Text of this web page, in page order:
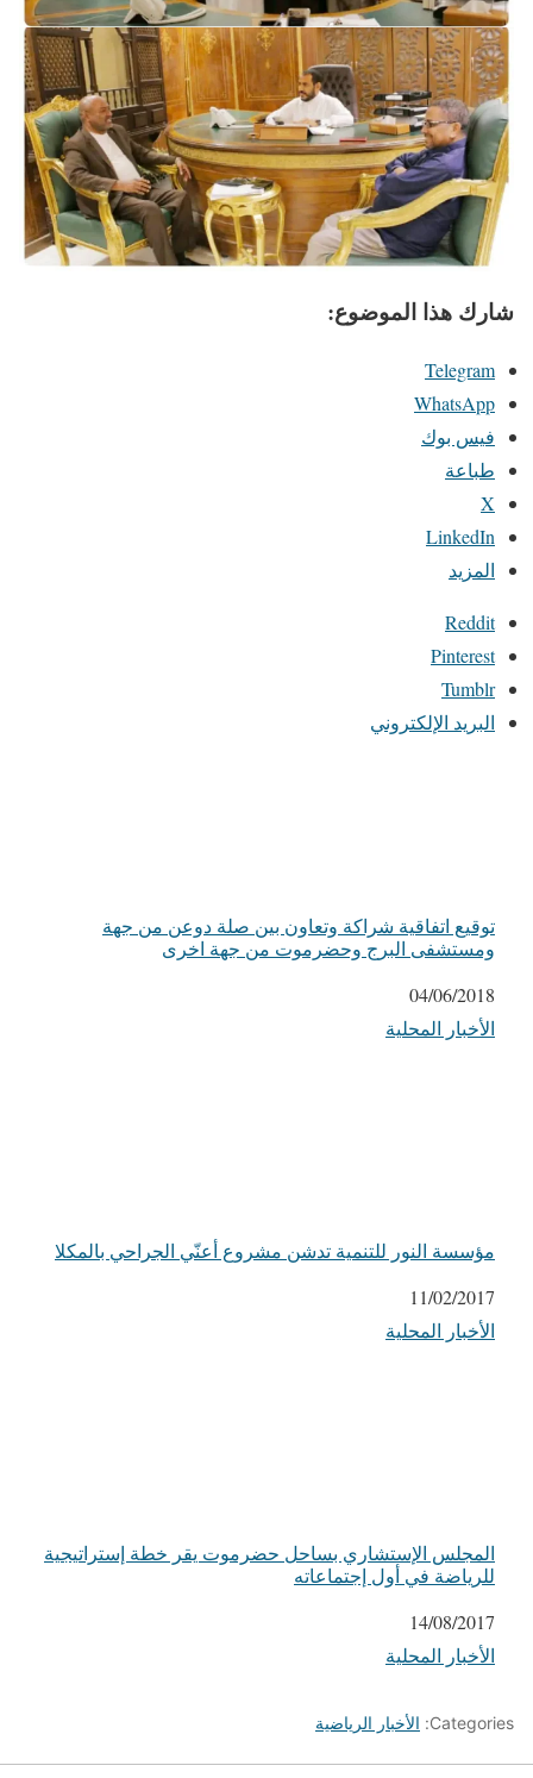
شارك هذا الموضوع:
Telegram
WhatsApp
فيس بوك
طباعة
X
LinkedIn
المزيد
Reddit
Pinterest
Tumblr
البريد الإلكتروني
توقيع اتفاقية شراكة وتعاون بين صلة دوعن من جهة
ومستشفى البرج وحضرموت من جهة اخرى
التاريخ
04/06/2018
في ما يتعلق بما يأتي
الأخبار المحلية
مؤسسة النور للتنمية تدشن مشروع أعنّي الجراحي بالمكلا
التاريخ
11/02/2017
في ما يتعلق بما يأتي
الأخبار المحلية
المجلس الإستشاري بساحل حضرموت يقر خطة إستراتيجية
للرياضة في أول إجتماعاته
التاريخ
14/08/2017
في ما يتعلق بما يأتي
الأخبار المحلية
Categories: الأخبار الرياضية